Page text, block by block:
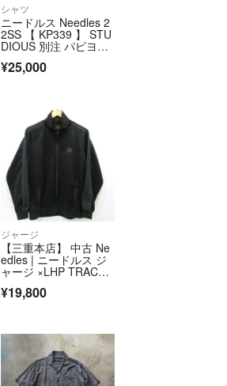
シャツ
ニードルス Needles 2
2SS 【 KP339 】 STU
DIOUS 別注 パピヨ
ン エンブレム サイ
ド ライン 半袖 シャ
¥25,000
ジャージ
【三重本店】 中古 Ne
edles | ニードルス ジ
ャージ ×LHP TRACK J
ック サイズ：L 【10
¥19,800